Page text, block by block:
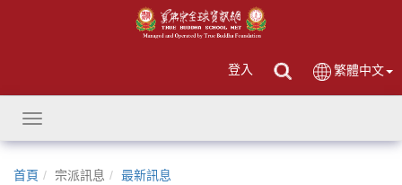
登入 繁體中文
Toggle
navigation
首頁 宗派訊息
最新訊息